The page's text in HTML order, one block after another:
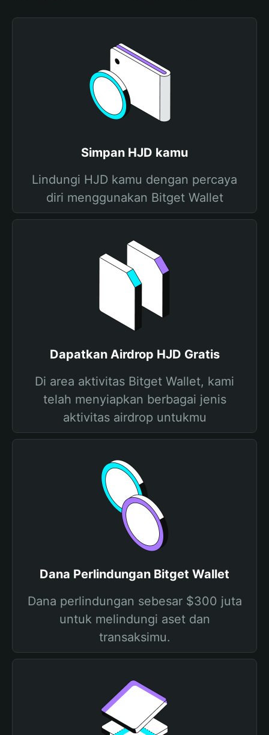
Simpan HJD kamu
Lindungi HJD kamu dengan percaya
diri menggunakan Bitget Wallet
Dapatkan Airdrop HJD Gratis
Di area aktivitas Bitget Wallet, kami
telah menyiapkan berbagai jenis
aktivitas airdrop untukmu
Dana Perlindungan Bitget Wallet
Dana perlindungan sebesar $300 juta
untuk melindungi aset dan
transaksimu.